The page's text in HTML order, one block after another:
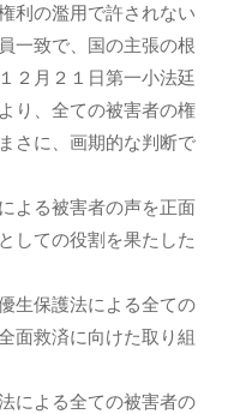
利の濫用で許されない
一致で、国の主張の根
２月２１日第一小法廷
り、全ての被害者の権
さに、画期的な判断で
よる被害者の声を正面
しての役割を果たした
生保護法による全ての
面救済に向けた取り組
による全ての被害者の